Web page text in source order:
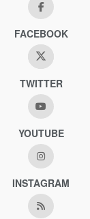
FACEBOOK
TWITTER
YOUTUBE
INSTAGRAM